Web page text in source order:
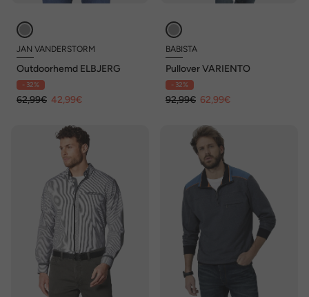
JAN VANDERSTORM
Outdoorhemd ELBJERG
- 32%
62,99€ 42,99€
BABISTA
Pullover VARIENTO
- 32%
92,99€ 62,99€